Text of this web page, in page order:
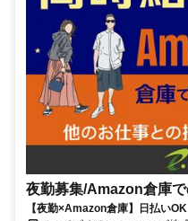
夜勤募集/Amazon倉庫
【夜勤×Amazon倉庫】日払い